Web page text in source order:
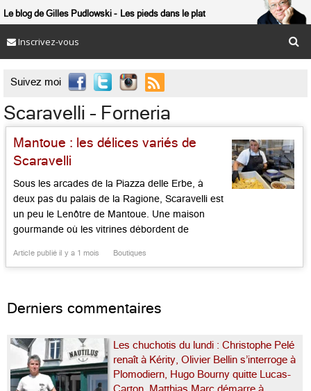
Le blog de Gilles Pudlowski Les pieds dans le plat
Inscrivez-vous
Suivez moi 
Scaravelli – Forneria
Mantoue : les délices variés de
Scaravelli
Sous les arcades de la Piazza delle Erbe, à
deux pas du palais de la Ragione, Scaravelli est
un peu le Lenôtre de Mantoue. Une maison
gourmande où les vitrines débordent de
crémeuses, pâtisseries traditionnelles,
Article publié il y a 1 mois Boutiques
Derniers commentaires
Les chuchotis du lundi : Christophe Pelé
renaît à Kérity, Olivier Bellin s’interroge à
Plomodiern, Hugo Bourny quitte Lucas-